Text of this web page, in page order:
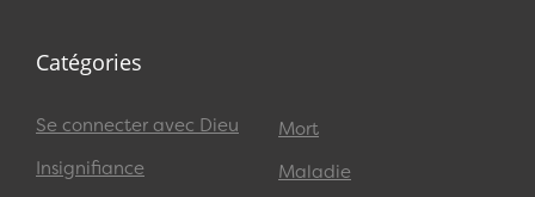
Catégories
Se connecter avec Dieu
Insignifiance
Mort
Maladie